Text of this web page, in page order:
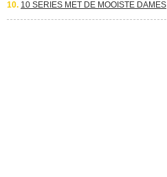
10. 10 SERIES MET DE MOOISTE DAMES